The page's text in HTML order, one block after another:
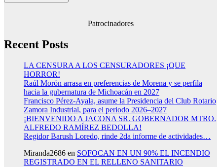
Patrocinadores
Recent Posts
LA CENSURA A LOS CENSURADORES ¡QUE
HORROR!
Raúl Morón arrasa en preferencias de Morena y se perfila
hacia la gubernatura de Michoacán en 2027
Francisco Pérez-Ayala, asume la Presidencia del Club Rotario
Zamora Industrial, para el periodo 2026–2027
¡BIENVENIDO A JACONA SR. GOBERNADOR MTRO.
ALFREDO RAMÍREZ BEDOLLA!
Regidor Barush Loredo, rinde 2da informe de actividades…
Miranda2686 en SOFOCAN EN UN 90% EL INCENDIO
REGISTRADO EN EL RELLENO SANITARIO